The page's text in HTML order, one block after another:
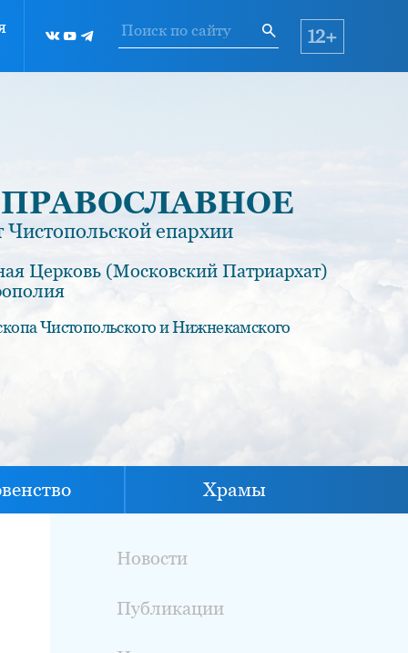
12+
епархии
Церковь (Московский Патриархат)
Чистопольского и Нижнекамского
Храмы
Новости
Публикации